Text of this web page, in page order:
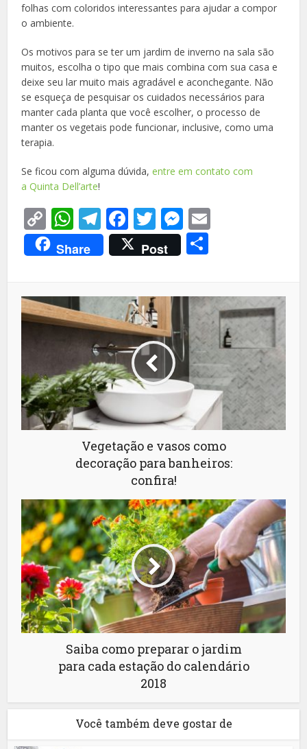
folhas com coloridos interessantes para ajudar a compor
o ambiente.
Os motivos para se ter um jardim de inverno na sala são
muitos, escolha o tipo que mais combina com sua casa e
deixe seu lar muito mais agradável e aconchegante. Não
se esqueça de pesquisar os cuidados necessários para
manter cada planta que você escolher, o processo de
manter os vegetais pode funcionar, inclusive, como uma
terapia.
Se ficou com alguma dúvida,entre em contato com
a Quinta Dell’arte!
Copy
Link
WhatsApp
Telegram
Facebook
TwitterMessenger
Share Post
Vegetação e vasos como
decoração para banheiros:
confira!
Saiba como preparar o jardim
para cada estação do calendário
2018
Você também deve gostar de